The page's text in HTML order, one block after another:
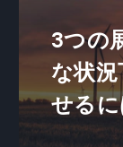
3つの
な状
せる